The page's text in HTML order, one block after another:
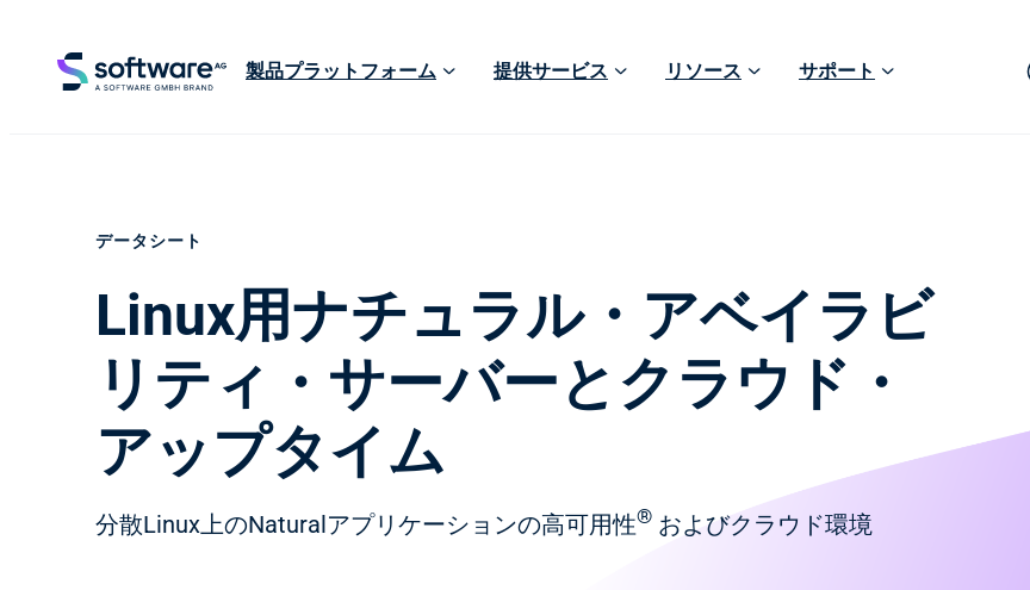
製品プラットフォーム 提供サービス リソース サポート
データシート
Linux用ナチュラル・アベイラビ
リティ・サーバーとクラウド・
アップタイム
分散Linux上のNaturalアプリケーションの高可用性® およびクラウド環境